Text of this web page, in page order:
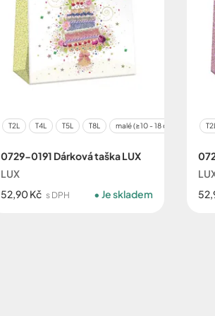
T2L T4L T5L T8L malé (≥10 - 18 cm≤)
0729-0191 Dárková taška LUX
LUX
52,90 Kč s DPH Je skladem
T2L